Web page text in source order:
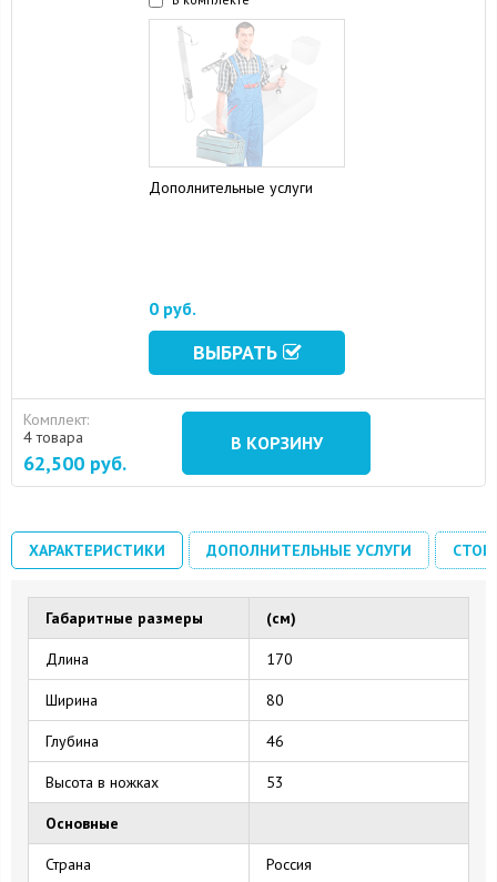
Дополнительные услуги
0 руб.
ВЫБРАТЬ
Комплект:
4 товара
62,500 руб.
В КОРЗИНУ
ХАРАКТЕРИСТИКИ ДОПОЛНИТЕЛЬНЫЕ УСЛУГИ
Габаритные размеры (см)
Длина 170
Ширина 80
Глубина 46
Высота в ножках 53
Основные
Страна Россия